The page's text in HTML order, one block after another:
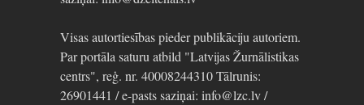
Visas autortiesības pieder publikāciju autoriem.
Par portāla saturu atbild "Latvijas Žurnālistikas
centrs", reģ. nr. 40008244310 Tālrunis:
26901441 / e-pasts saziņai: info@lzc.lv /